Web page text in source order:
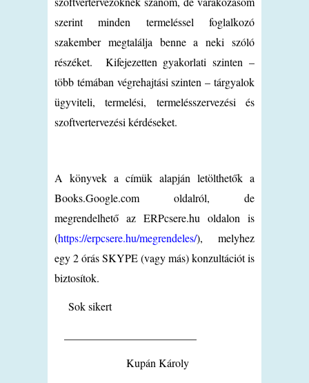
szerint minden termeléssel foglalkozó
szakember megtalálja benne a neki szóló
részéket. Kifejezetten gyakorlati szinten –
több témában végrehajtási szinten – tárgyalok
ügyviteli, termelési, termelésszervezési és
szoftvertervezési kérdéseket.
A könyvek a címük alapján letölthetők a
Books.Google.com oldalról, de
megrendelhető az ERPcsere.hu oldalon is
(https://erpcsere.hu/megrendeles/), melyhez
egy 2 órás SKYPE (vagy más) konzultációt is
biztosítok.
Sok sikert
Kupán Károly